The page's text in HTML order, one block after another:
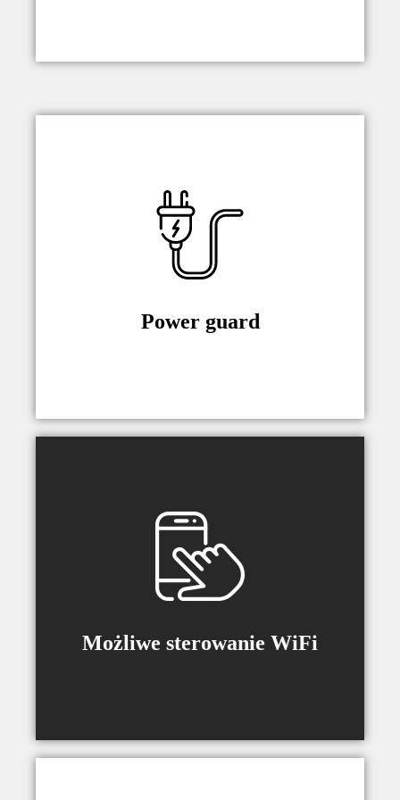
Power guard
Sterownik posiada wbudowane
gniazdo zasilające. Dzięki systemowi
aktywnego pomiaru napięcia
sterownik jest w stanie odciąć
zasilanie ekranu – nie ma możliwości
mogłoby spowodować przegrzanie
sprzętu. Funkcje można wyłączyć z
Możliwe sterowanie WiFi
Możliwość sparowania z systemami
Smart Home z wykorzystaniem